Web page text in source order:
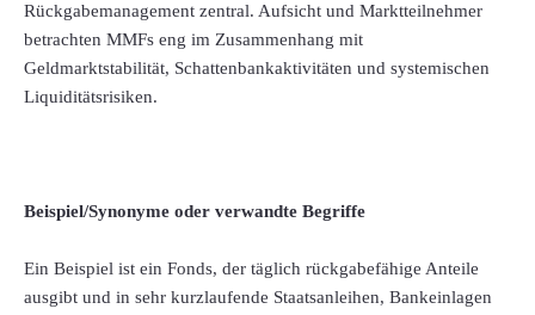
Rückgabemanagement zentral. Aufsicht und Marktteilnehmer
betrachten MMFs eng im Zusammenhang mit
Geldmarktstabilität, Schattenbankaktivitäten und systemischen
Liquiditätsrisiken.
Beispiel/Synonyme oder verwandte Begriffe
Ein Beispiel ist ein Fonds, der täglich rückgabefähige Anteile
ausgibt und in sehr kurzlaufende Staatsanleihen, Bankeinlagen